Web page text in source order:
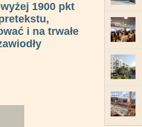
1900 pkt
i na trwałe